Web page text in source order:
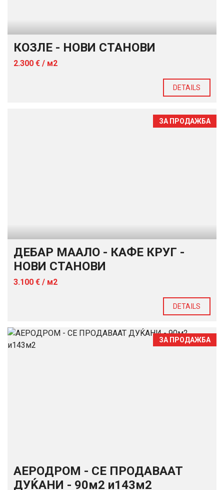
КОЗЛЕ - НОВИ СТАНОВИ
2.300 € / м2
DETAILS
ЗА ПРОДАЖБА
ДЕБАР МААЛО - КАФЕ КРУГ -
НОВИ СТАНОВИ
3.100 € / м2
DETAILS
ЗА ПРОДАЖБА
АЕРОДРОМ - СЕ ПРОДАВААТ
ДУЌАНИ - 90м2 и143м2